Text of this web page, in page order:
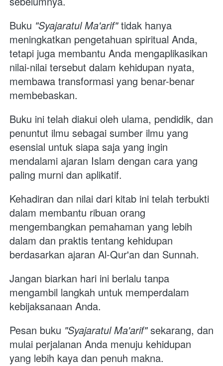
Buku "Syajaratul Ma'arif" tidak hanya
meningkatkan pengetahuan spiritual Anda,
tetapi juga membantu Anda mengaplikasikan
nilai-nilai tersebut dalam kehidupan nyata,
membawa transformasi yang benar-benar
membebaskan.
Buku ini telah diakui oleh ulama, pendidik, dan
penuntut ilmu sebagai sumber ilmu yang
esensial untuk siapa saja yang ingin
mendalami ajaran Islam dengan cara yang
paling murni dan aplikatif.
Kehadiran dan nilai dari kitab ini telah terbukti
dalam membantu ribuan orang
mengembangkan pemahaman yang lebih
dalam dan praktis tentang kehidupan
berdasarkan ajaran Al-Qur'an dan Sunnah.
Jangan biarkan hari ini berlalu tanpa
mengambil langkah untuk memperdalam
kebijaksanaan Anda.
Pesan buku "Syajaratul Ma'arif" sekarang, dan
mulai perjalanan Anda menuju kehidupan
yang lebih kaya dan penuh makna.